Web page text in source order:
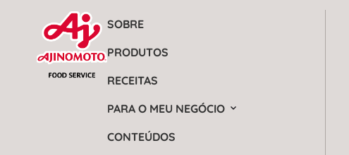
SOBRE
PRODUTOS
RECEITAS
PARA O MEU NEGÓCIO
CONTEÚDOS